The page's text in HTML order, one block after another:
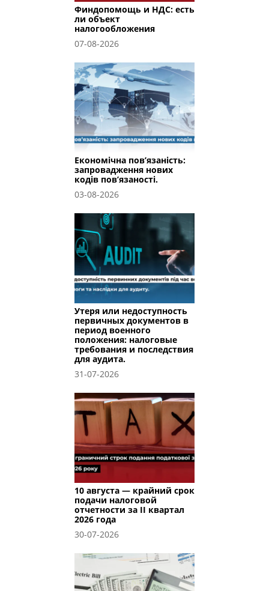
Финдопомощь и НДС: есть
ли объект
налогообложения
07-08-2026
Економічна пов’язаність:
запровадження нових
кодів пов’язаності.
03-08-2026
Утеря или недоступность
первичных документов в
период военного
положения: налоговые
требования и последствия
для аудита.
31-07-2026
10 августа — крайний срок
подачи налоговой
отчетности за II квартал
2026 года
30-07-2026